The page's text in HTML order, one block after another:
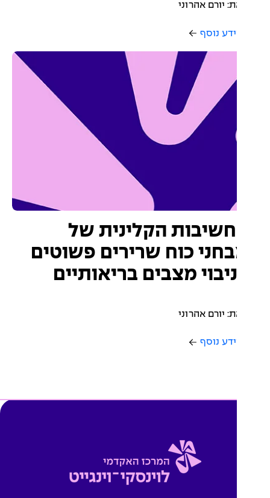
יורם אהרוני
נוסף
הקלינית של
כוח שרירים פשוטים
מצבים בריאותיים
יורם אהרוני
נוסף